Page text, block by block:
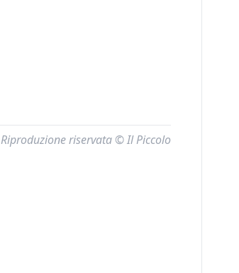
Riproduzione riservata © Il Piccolo